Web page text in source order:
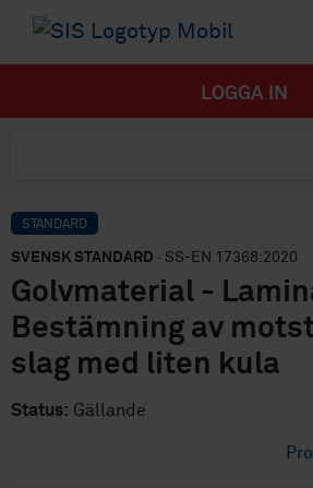
LOGGA IN
STANDARD
SVENSK STANDARD · SS-EN 17368:2020
Golvmaterial -
Bestämning av
slag med liten kula
Status: Gällande